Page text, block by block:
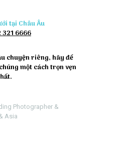
tại Châu Âu
321 6666
chuyện riêng, hãy để
một cách trọn vẹn
Photographer &
Asia